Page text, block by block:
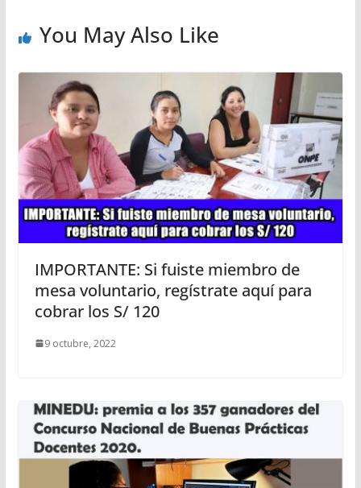
You May Also Like
IMPORTANTE: Si fuiste miembro de
mesa voluntario, regístrate aquí para
cobrar los S/ 120
9 octubre, 2022